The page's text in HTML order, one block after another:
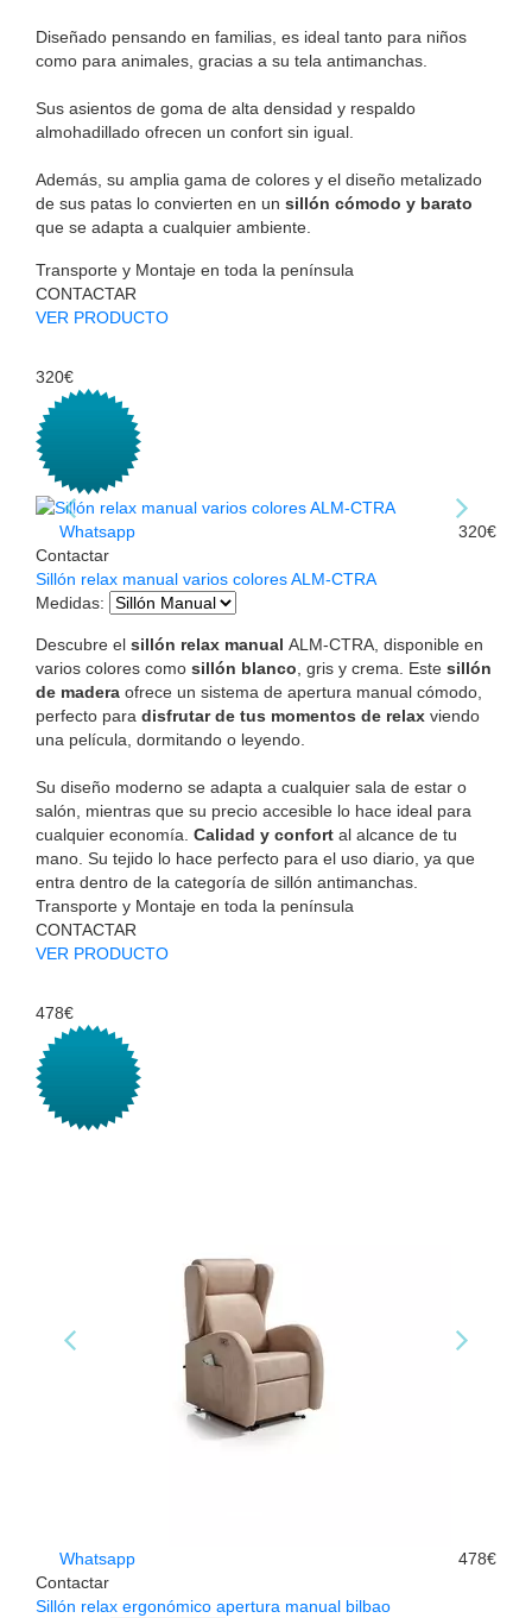
Diseñado pensando en familias, es ideal tanto para niños
como para animales, gracias a su tela antimanchas.
Sus asientos de goma de alta densidad y respaldo
almohadillado ofrecen un confort sin igual.
Además, su amplia gama de colores y el diseño metalizado
de sus patas lo convierten en un sillón cómodo y barato
que se adapta a cualquier ambiente.
Transporte y Montaje en toda la península
CONTACTAR
VER PRODUCTO
320€
Whatsapp
Contactar
320€
Sillón relax manual varios colores ALM-CTRA
Medidas:
Descubre el sillón relax manual ALM-CTRA, disponible en
varios colores como sillón blanco , gris y crema. Este sillón
de madera ofrece un sistema de apertura manual cómodo,
perfecto para disfrutar de tus momentos de relax viendo
una película, dormitando o leyendo.
Su diseño moderno se adapta a cualquier sala de estar o
salón, mientras que su precio accesible lo hace ideal para
cualquier economía. Calidad y confort al alcance de tu
mano. Su tejido lo hace perfecto para el uso diario, ya que
entra dentro de la categoría de sillón antimanchas.
Transporte y Montaje en toda la península
CONTACTAR
VER PRODUCTO
478€
Whatsapp
Contactar
478€
Sillón relax ergonómico apertura manual bilbao